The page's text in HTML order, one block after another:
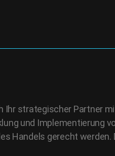
Ihr strategischer Partner
und Implementierung
Handels gerecht